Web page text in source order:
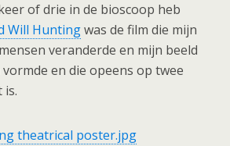
of drie in de bioscoop heb
Will Huntingwas de film die mijn
veranderde en mijn beeld
en die opeens op twee
is.